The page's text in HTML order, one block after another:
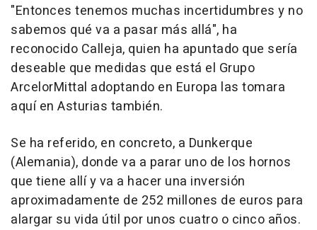
"Entonces tenemos muchas incertidumbres y no
sabemos qué va a pasar más allá", ha
reconocido Calleja, quien ha apuntado que sería
deseable que medidas que está el Grupo
ArcelorMittal adoptando en Europa las tomara
aquí en Asturias también.
Se ha referido, en concreto, a Dunkerque
(Alemania), donde va a parar uno de los hornos
que tiene allí y va a hacer una inversión
aproximadamente de 252 millones de euros para
alargar su vida útil por unos cuatro o cinco años.